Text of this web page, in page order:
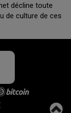
décline toute
de culture de ces